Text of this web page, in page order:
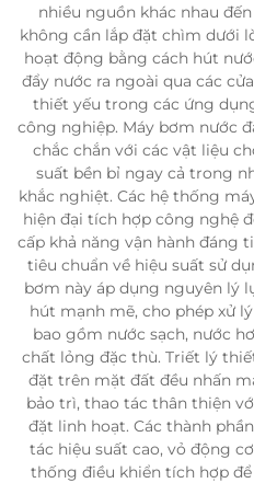
nhiều nguồn khác nhau
không cần lắp đặt chìm dưới
hoạt động bằng cách hút
đẩy nước ra ngoài qua các
thiết yếu trong các ứng
công nghiệp. Máy bơm nước
chắc chắn với các vật liệu
suất bền bỉ ngay cả trong
khắc nghiệt. Các hệ thống
hiện đại tích hợp công nghệ
cấp khả năng vận hành đáng
tiêu chuẩn về hiệu suất sử
bơm này áp dụng nguyên lý
hút mạnh mẽ, cho phép xử
bao gồm nước sạch, nước
chất lỏng đặc thù. Triết lý
đặt trên mặt đất đều nhấn
bảo trì, thao tác thân thiện
đặt linh hoạt. Các thành
tác hiệu suất cao, vỏ động
thống điều khiển tích hợp